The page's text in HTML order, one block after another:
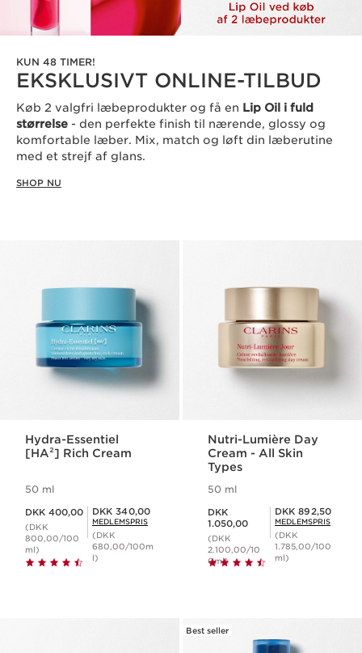
KUN 48 TIMER!
EKSKLUSIVT ONLINE-TILBUD
Køb 2 valgfri læbeprodukter og få en Lip Oil i fuld
størrelse - den perfekte finish til nærende, glossy og
komfortable læber. Mix, match og løft din læberutine
med et strejf af glans.
SHOP NU
Hydra-Essentiel
[HA²] Rich Cream
50 ml
DKK 400,00
(DKK
800,00/100
ml)
Medlemspris DKK 340,00
DKK 340,00
MEDLEMSPRIS
(DKK
680,00/100m
l)
Nutri-Lumière Day
Cream - All Skin
Types
50 ml
DKK
1.050,00
(DKK
2.100,00/10
0ml)
Medlemspris DKK 892,50
DKK 892,50
MEDLEMSPRIS
(DKK
1.785,00/100
ml)
Best seller